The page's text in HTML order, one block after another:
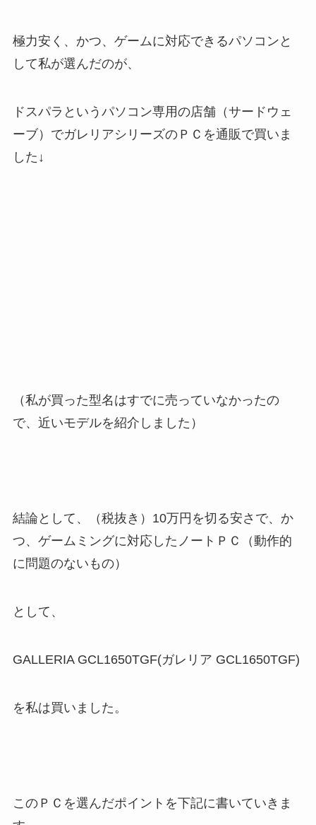
極力安く、かつ、ゲームに対応できるパソコンと
して私が選んだのが、
ドスパラというパソコン専用の店舗（サードウェ
ーブ）でガレリアシリーズのＰＣを通販で買いま
した↓
（私が買った型名はすでに売っていなかったの
で、近いモデルを紹介しました）
結論として、（税抜き）10万円を切る安さで、か
つ、ゲームミングに対応したノートＰＣ（動作的
に問題のないもの）
として、
GALLERIA GCL1650TGF(ガレリア GCL1650TGF)
を私は買いました。
このＰＣを選んだポイントを下記に書いていきま